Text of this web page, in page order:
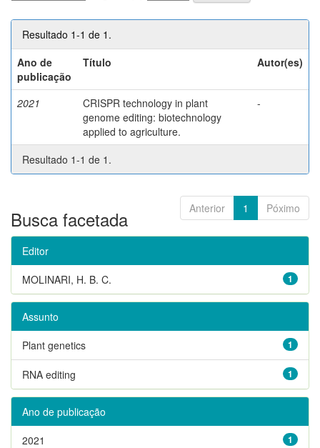
Resultado 1-1 de 1.
Ano de
publicação
Título Autor(es)
2021
CRISPR technology in plant
genome editing: biotechnology
applied to agriculture.
-
Resultado 1-1 de 1.
Anterior 1 Póximo
Busca facetada
Editor
1
MOLINARI, H. B. C.
Assunto
1
Plant genetics
1
RNA editing
Ano de publicação
1
2021